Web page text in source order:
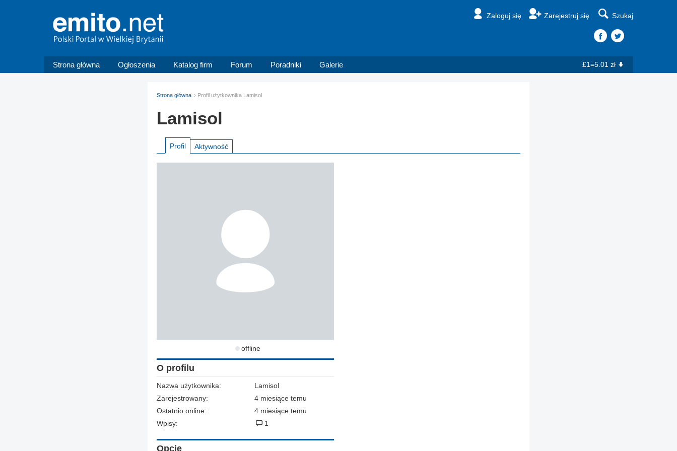
Zaloguj się Zarejestruj się Szukaj
Strona główna Ogłoszenia Katalog firm Forum Poradniki Galerie £1=5.01 zł
Strona główna Profil użytkownika Lamisol
Lamisol
Profil Aktywność
offline
O profilu
Nazwa użytkownika:
Lamisol
Zarejestrowany:
4 miesiące temu
Ostatnio online:
4 miesiące temu
Wpisy:
1
Opcje